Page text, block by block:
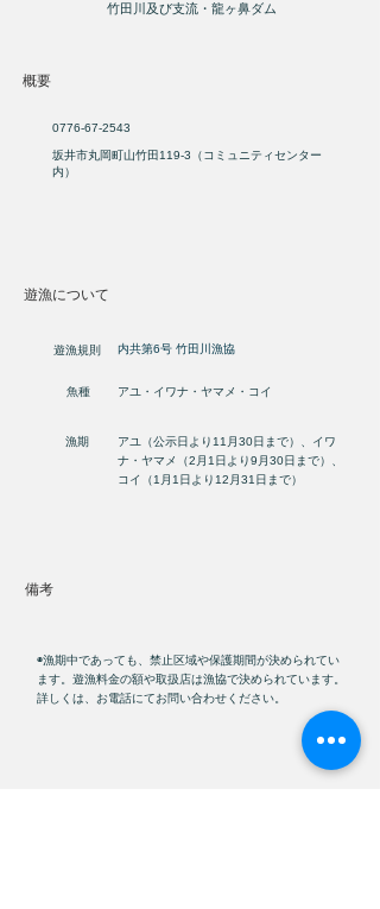
竹田川及び支流・龍ヶ鼻ダム
概要
0776-67-2543
坂井市丸岡町山竹田119-3（コミュニティセンター
内）
遊漁について
​内共第6号 竹田川漁協
アユ・イワナ・ヤマメ・コイ
アユ（公示日より11月30日まで）、イワ
ナ・ヤマメ（2月1日より9月30日まで）、
コイ（1月1日より12月31日まで）
魚種
漁期
遊漁規則
​備考
◉漁期中であっても、禁止区域や保護期間が決められてい
ます。遊漁料金の額や取扱店は漁協で決められています。
詳しくは、お電話にてお問い合わせください。